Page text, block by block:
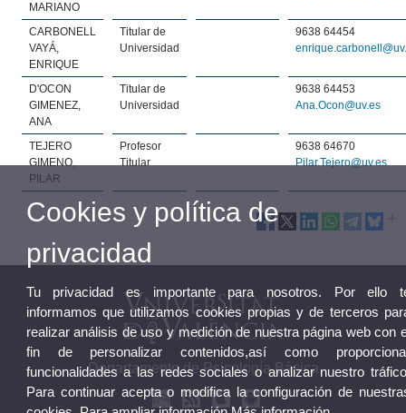
MARIANO
CARBONELL
VAYÁ,
ENRIQUE
Titular de
Universidad
9638 64454
D'OCON
GIMENEZ,
ANA
Titular de
Universidad
9638 64453
Ana.Ocon@uv.es
TEJERO
GIMENO,
PILAR
Profesor
Titular
9638 64670
Pilar.Tejero@uv.es
Departamento de Psicología Básica
Cookies y política de
privacidad
Tu privacidad es importante para nosotros. Por ello
informamos que utilizamos cookies propias y de terceros
realizar análisis de uso y medición de nuestra página web con
fin de personalizar contenidos,así como
funcionalidades a las redes sociales o analizar nuestro
Para continuar acepta o modifica la configuración de